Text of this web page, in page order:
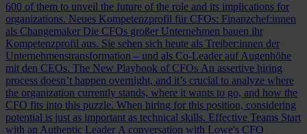
600 of them to unveil the future of the role and its implications for
organizations. Neues Kompetenzprofil für CFOs: Finanzchef:innen
als Changemaker Die CFOs großer Unternehmen bauen ihr
Kompetenzprofil aus. Sie sehen sich heute als Treiber:innen der
Unternehmenstransformation – und als Co-Leader auf Augenhöhe
mit den CEOs. The New Playbook of CFOs An assertive hiring
process doesn’t happen overnight, and it’s crucial to analyze where
the organization currently stands, where it wants to go, and how the
CFO fits into this puzzle. When hiring for this position, considering
potential is just as important as technical skills. Effective Teams Start
with an Authentic Leader A conversation with Lowe's CFO